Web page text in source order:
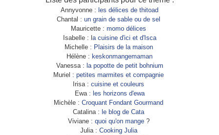
Annyvonne : les délices de thitoad
Chantal : un grain de sable ou de sel
Mauricette : momo délices
Isabelle : l a cuisine d'ici et d'Isca
Michelle : Plaisirs de la maison
Hélène : keskonmangemaman
Vanessa : la popotte de petit bohnium
Muriel : petites marmites et compagnie
Irisa : cuisine et couleurs
Ewa : les horizons d'ewa
Michèle : Croquant Fondant Gourmand
Catalina : le blog de Cata
Viviane : quoi qu'on mange?
Julia : Cooking Julia